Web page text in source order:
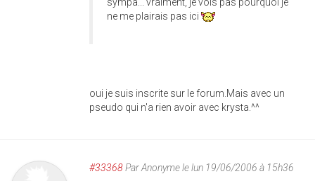
ne me plairais pas ici
oui je suis inscrite sur le forum.Mais avec un
pseudo qui n'a rien avoir avec krysta.^^
#33368ParAnonymele lun 19/06/2006 à 15h36